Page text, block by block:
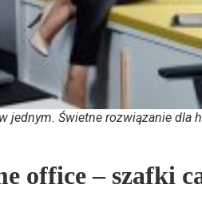
jednym. Świetne rozwiązanie dla
office – szafki